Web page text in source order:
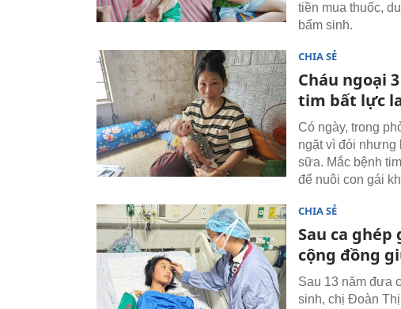
tiền mua thuốc,
bẩm sinh.
CHIA SẺ
Cháu ngoại
tim bất lực
Có ngày, trong
ngặt vì đói nhưng
sữa. Mắc bệnh
để nuôi con gái
CHIA SẺ
Sau ca ghép
cộng đồng
Sau 13 năm đưa
sinh, chị Đoàn